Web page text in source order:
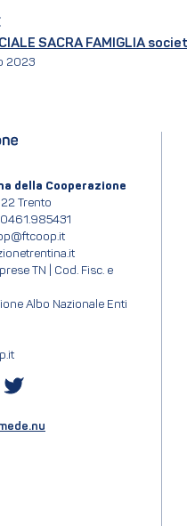
SACRA FAMIGLIA
2023
della Cooperazione
Trento
TN | Cod. Fisc. e
Albo Nazionale Enti